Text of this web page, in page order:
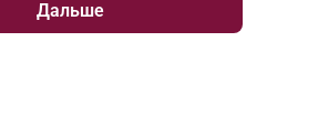
Дальше